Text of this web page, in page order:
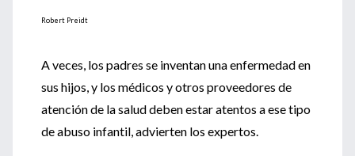
Robert Preidt
A veces, los padres se inventan una enfermedad en
sus hijos, y los médicos y otros proveedores de
atención de la salud deben estar atentos a ese tipo
de abuso infantil, advierten los expertos.